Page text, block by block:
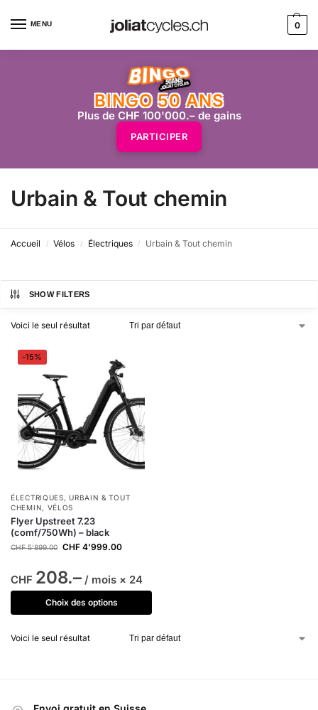
MENU 0
BINGO 50 ANS
Plus de CHF 100'000.– de gains
PARTICIPER
Urbain & Tout chemin
Accueil / Vélos / Électriques / Urbain & Tout chemin
SHOW FILTERS
Voici le seul résultat
-15%
ÉLECTRIQUES,URBAIN & TOUT
CHEMIN, VÉLOS
Flyer Upstreet 7.23
(comf/750Wh) – black
CHF5'899.00 CHF 4'999.00
CHF 208.– / mois × 24
Choix des options
Voici le seul résultat